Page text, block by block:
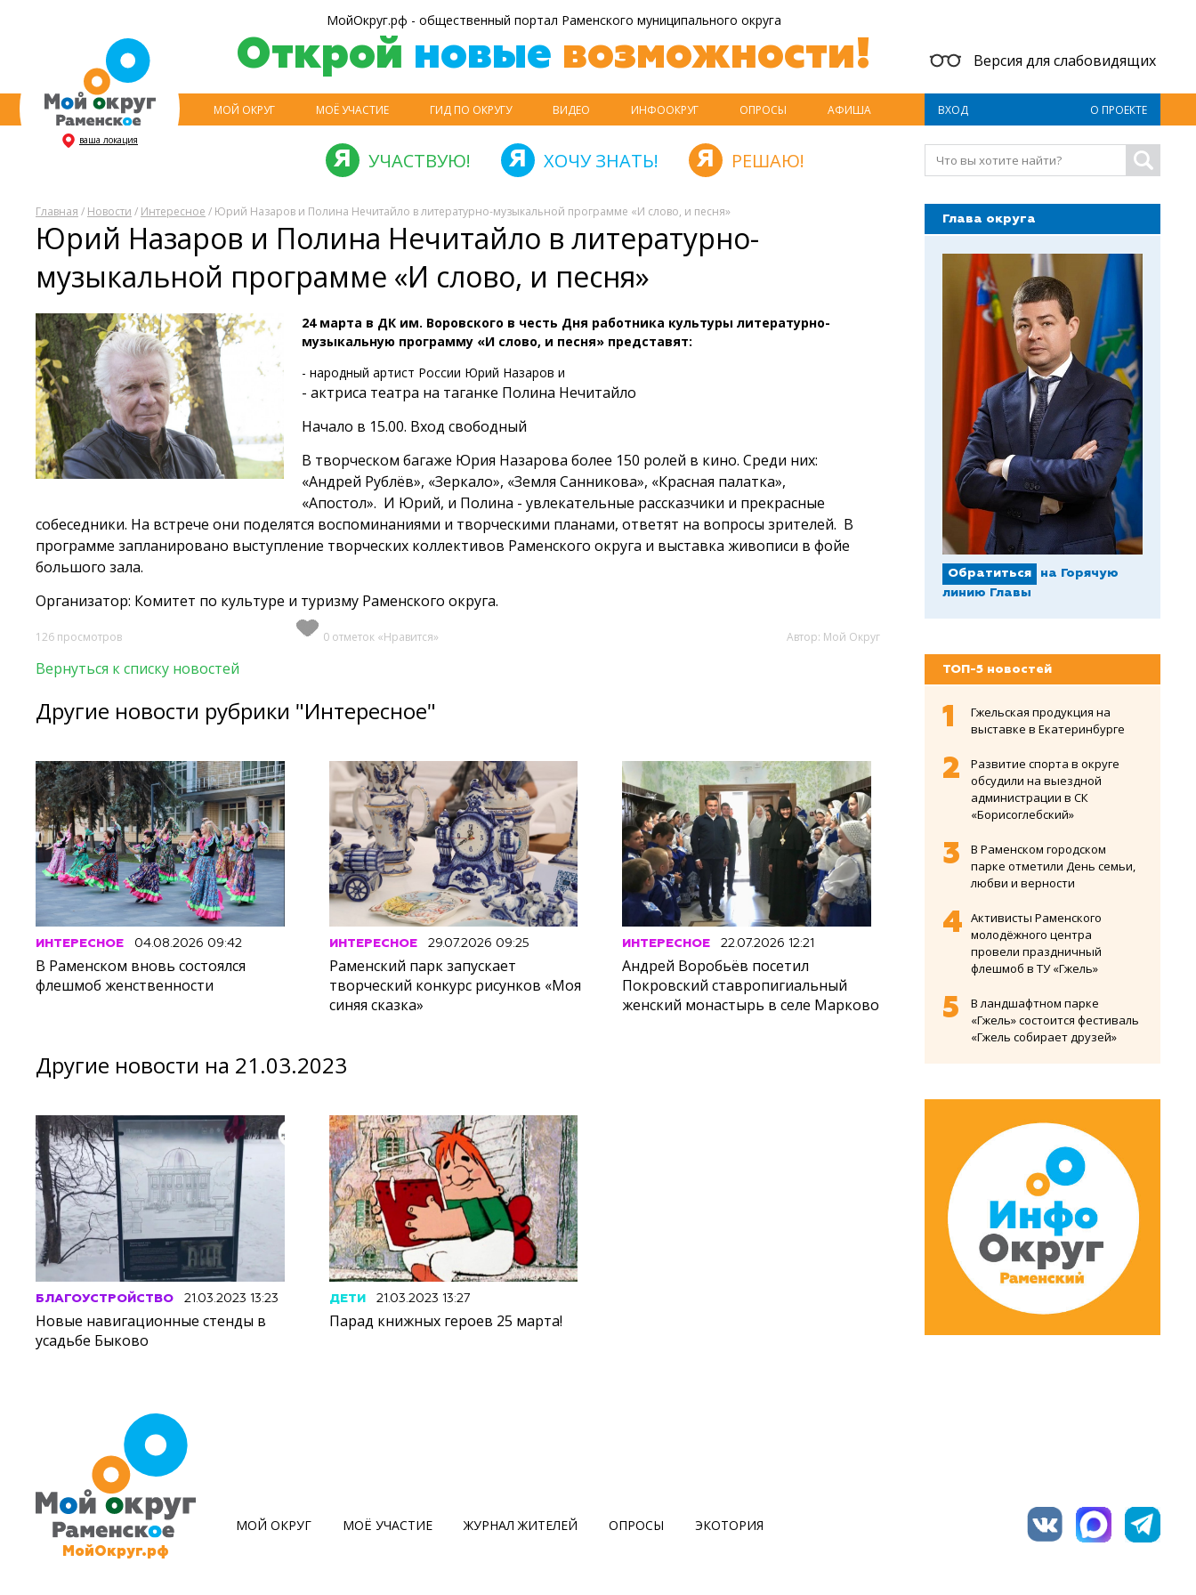
ваша локация
МойОкруг.рф - общественный портал Раменского муниципального округа
Открой новые возможности! Версия для слабовидящих
МОЙ ОКРУГ МОЁ УЧАСТИЕ ГИД ПО ОКРУГУ ВИДЕО ИНФООКРУГ ОПРОСЫ АФИША ВХОД О ПРОЕКТЕ
УЧАСТВУЮ! ХОЧУ ЗНАТЬ! РЕШАЮ!
Главная / Новости / Интересное / Юрий Назаров и Полина Нечитайло в литературно-музыкальной программе «И слово, и песня»
Юрий Назаров и Полина Нечитайло в литературно-
музыкальной программе «И слово, и песня»
24 марта в ДК им. Воровского в честь Дня работника культуры литературно-
музыкальную программу «И слово, и песня» представят:
- народный артист России Юрий Назаров и
- актриса театра на таганке Полина Нечитайло
Начало в 15.00. Вход свободный
В творческом багаже Юрия Назарова более 150 ролей в кино. Среди них:
«Андрей Рублёв», «Зеркало», «Земля Санникова», «Красная палатка»,
«Апостол». И Юрий, и Полина - увлекательные рассказчики и прекрасные
собеседники. На встрече они поделятся воспоминаниями и творческими планами, ответят на вопросы зрителей. В
программе запланировано выступление творческих коллективов Раменского округа и выставка живописи в фойе
большого зала.
Организатор: Комитет по культуре и туризму Раменского округа.
126 просмотров 0 отметок «Нравится» Автор: Мой Округ
Вернуться к списку новостей
Другие новости рубрики "Интересное"
ИНТЕРЕСНОЕ 04.08.2026 09:42
В Раменском вновь состоялся
флешмоб женственности
ИНТЕРЕСНОЕ 29.07.2026 09:25
Раменский парк запускает
творческий конкурс рисунков «Моя
синяя сказка»
ИНТЕРЕСНОЕ 22.07.2026 12:21
Андрей Воробьёв посетил
Покровский ставропигиальный
женский монастырь в селе Марково
Другие новости на 21.03.2023
БЛАГОУСТРОЙСТВО 21.03.2023 13:23
Новые навигационные стенды в
усадьбе Быково
ДЕТИ 21.03.2023 13:27
Парад книжных героев 25 марта!
Глава округа
Обратиться
на Горячую
линию Главы
ТОП-5 новостей
Гжельская продукция на
выставке в Екатеринбурге
Развитие спорта в округе
обсудили на выездной
администрации в СК
«Борисоглебский»
В Раменском городском
парке отметили День семьи,
любви и верности
Активисты Раменского
молодёжного центра
провели праздничный
флешмоб в ТУ «Гжель»
В ландшафтном парке
«Гжель» состоится фестиваль
«Гжель собирает друзей»
МойОкруг.рф
МОЙ ОКРУГ МОЁ УЧАСТИЕ ЖУРНАЛ ЖИТЕЛЕЙ ОПРОСЫ ЭКОТОРИЯ